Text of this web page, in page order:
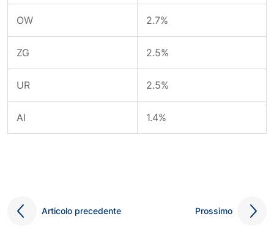
OW 2.7%
ZG 2.5%
UR 2.5%
AI 1.4%
Articolo precedente Prossimo